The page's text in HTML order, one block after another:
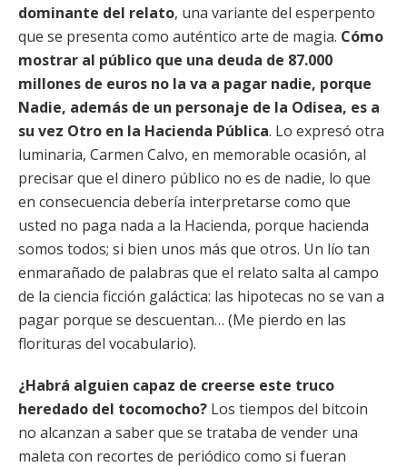
dominante del relato, una variante del esperpento
que se presenta como auténtico arte de magia. Cómo
mostrar al público que una deuda de 87.000
millones de euros no la va a pagar nadie, porque
Nadie, además de un personaje de la Odisea, es a
su vez Otro en la Hacienda Pública. Lo expresó otra
luminaria, Carmen Calvo, en memorable ocasión, al
precisar que el dinero público no es de nadie, lo que
en consecuencia debería interpretarse como que
usted no paga nada a la Hacienda, porque hacienda
somos todos; si bien unos más que otros. Un lío tan
enmarañado de palabras que el relato salta al campo
de la ciencia ficción galáctica: las hipotecas no se van a
pagar porque se descuentan… (Me pierdo en las
florituras del vocabulario).
¿Habrá alguien capaz de creerse este truco
heredado del tocomocho? Los tiempos del bitcoin
no alcanzan a saber que se trataba de vender una
maleta con recortes de periódico como si fueran